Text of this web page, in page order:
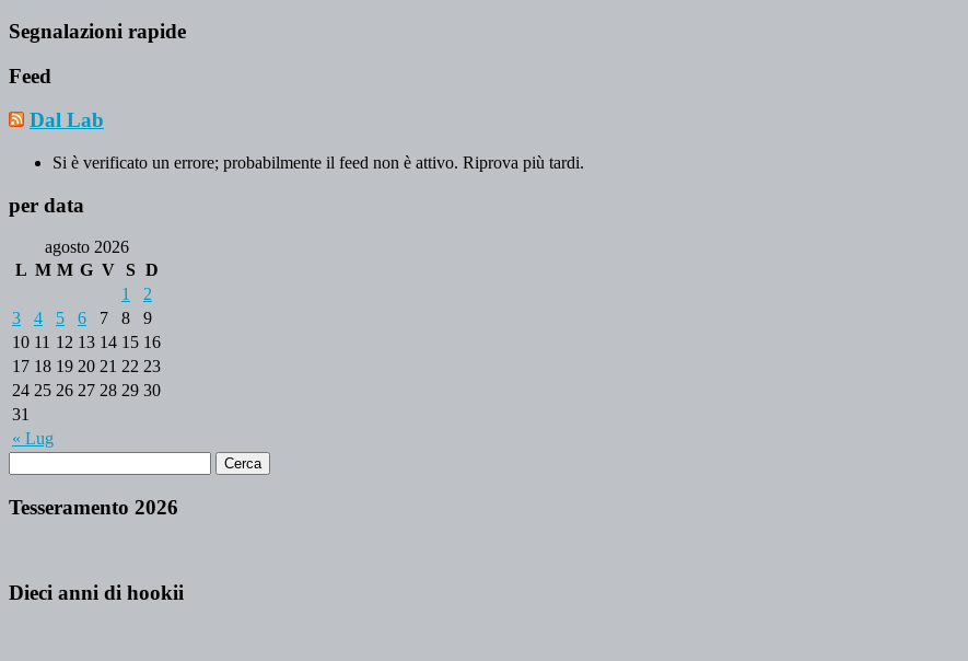
Segnalazioni rapide
Feed
Dal Lab
Si è verificato un errore; probabilmente il feed non è attivo. Riprova più tardi.
per data
agosto 2026
L M M G V S D
« Lug
1
2
3
4 5 6 7 8
9
10 11 12 13 14 15 16
17 18 19 20 21 22 23
24 25 26 27 28 29 30
31
Tesseramento 2026
Dieci anni di hookii